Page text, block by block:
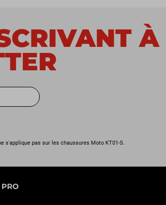
À
s'applique pas sur les chaussures Moto KT01-S.
PRO